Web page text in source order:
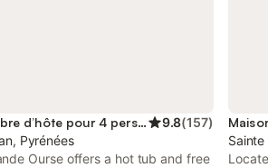
Chambre d’hôte pour 4 personnes 9.8(157)
Pyrénées
Ourse offers a hot tub and free